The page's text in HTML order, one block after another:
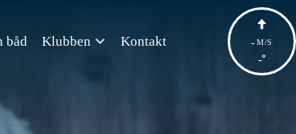
båd Klubben Kontakt - M/S
-